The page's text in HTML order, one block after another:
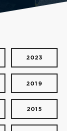
2023
2019
2015